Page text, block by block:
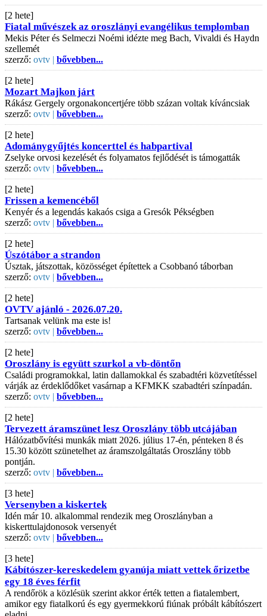
[2 hete]
Fiatal művészek az oroszlányi evangélikus templomban
Mekis Péter és Selmeczi Noémi idézte meg Bach, Vivaldi és Haydn
szellemét
szerző: ovtv | bővebben...
[2 hete]
Mozart Majkon járt
Rákász Gergely orgonakoncertjére több százan voltak kíváncsiak
szerző: ovtv | bővebben...
[2 hete]
Adománygyűjtés koncerttel és habpartival
Zselyke orvosi kezelését és folyamatos fejlődését is támogatták
szerző: ovtv | bővebben...
[2 hete]
Frissen a kemencéből
Kenyér és a legendás kakaós csiga a Gresók Pékségben
szerző: ovtv | bővebben...
[2 hete]
Úszótábor a strandon
Úsztak, játszottak, közösséget építettek a Csobbanó táborban
szerző: ovtv | bővebben...
[2 hete]
OVTV ajánló - 2026.07.20.
Tartsanak velünk ma este is!
szerző: ovtv | bővebben...
[2 hete]
Oroszlány is együtt szurkol a vb-döntőn
Családi programokkal, latin dallamokkal és szabadtéri közvetítéssel
várják az érdeklődőket vasárnap a KFMKK szabadtéri színpadán.
szerző: ovtv | bővebben...
[2 hete]
Tervezett áramszünet lesz Oroszlány több utcájában
Hálózatbővítési munkák miatt 2026. július 17-én, pénteken 8 és
15.30 között szünetelhet az áramszolgáltatás Oroszlány több
pontján.
szerző: ovtv | bővebben...
[3 hete]
Versenyben a kiskertek
Idén már 10. alkalommal rendezik meg Oroszlányban a
kiskerttulajdonosok versenyét
szerző: ovtv | bővebben...
[3 hete]
Kábítószer-kereskedelem gyanúja miatt vettek őrizetbe
egy 18 éves férfit
A rendőrök a közlésük szerint akkor érték tetten a fiatalembert,
amikor egy fiatalkorú és egy gyermekkorú fiúnak próbált kábítószert